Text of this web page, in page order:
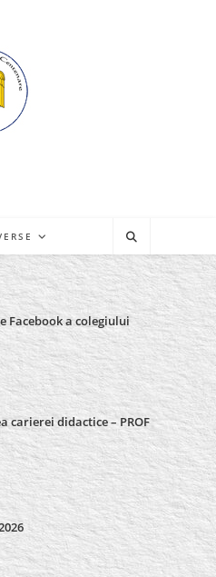
Facebook a colegiului
carierei didactice – PROF